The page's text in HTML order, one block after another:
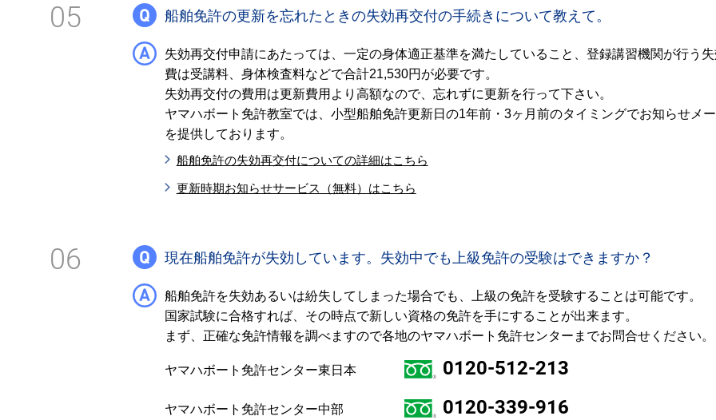
05 船舶免許の更新を忘れたときの失効再交付の手続きについて教えて。
失効再交付申請にあたっては、一定の身体適正基準を満たしていること、登録講習機関が行う
費は受講料、身体検査料などで合計21,530円が必要です。
失効再交付の費用は更新費用より高額なので、忘れずに更新を行って下さい。
ヤマハボート免許教室では、小型船舶免許更新日の1年前・3ヶ月前のタイミングでお知らせメ
を提供しております。
船舶免許の失効再交付についての詳細はこちら
更新時期お知らせサービス（無料）はこちら
06 現在船舶免許が失効しています。失効中でも上級免許の受験はできますか？
船舶免許を失効あるいは紛失してしまった場合でも、上級の免許を受験することは可能です。
国家試験に合格すれば、その時点で新しい資格の免許を手にすることが出来ます。
まず、正確な免許情報を調べますので各地のヤマハボート免許センターまでお問合せください。
ヤマハボート免許センター東日本 0120-512-213
ヤマハボート免許センター中部 0120-339-916